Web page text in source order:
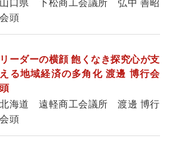
山口県 下松商工会議所 弘中 善昭
会頭
リーダーの横顔 飽くなき探究心が支
える地域経済の多角化 渡邊 博行会
頭
北海道 遠軽商工会議所 渡邊 博行
会頭